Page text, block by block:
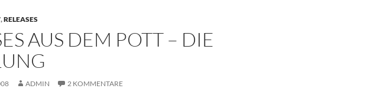
,RELEASES
AUS DEM POTT – DIE
ADMIN 2 KOMMENTARE